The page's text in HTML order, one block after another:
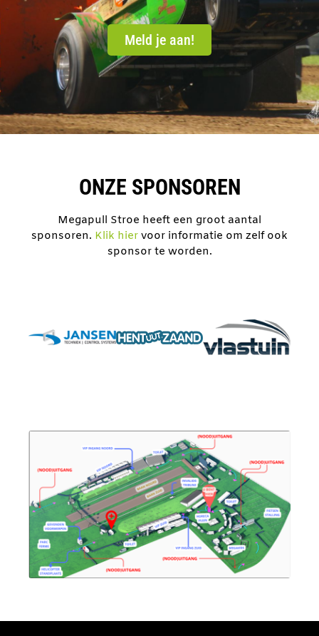
Meld je aan!
ONZE SPONSOREN
Megapull Stroe heeft een groot aantal
sponsoren. Klik hier voor informatie om zelf ook
sponsor te worden.